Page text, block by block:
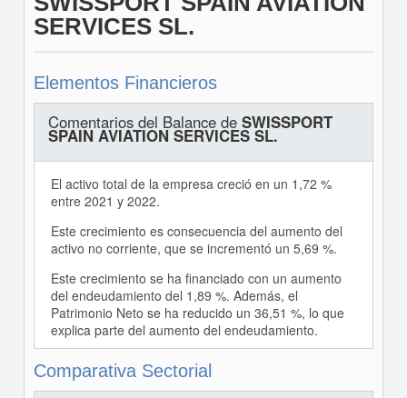
SERVICES SL.
Elementos Financieros
Comentarios del Balance de SWISSPORT
SPAIN AVIATION SERVICES SL.
El activo total de la empresa creció en un 1,72 %
entre 2021 y 2022.
Este crecimiento es consecuencia del aumento del
activo no corriente, que se incrementó un 5,69 %.
Este crecimiento se ha financiado con un aumento
del endeudamiento del 1,89 %. Además, el
Patrimonio Neto se ha reducido un 36,51 %, lo que
explica parte del aumento del endeudamiento.
Comparativa Sectorial